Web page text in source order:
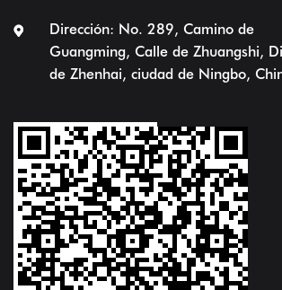
Dirección: No. 289, Camino de
Guangming, Calle de Zhuangshi,
de Zhenhai, ciudad de Ningbo,